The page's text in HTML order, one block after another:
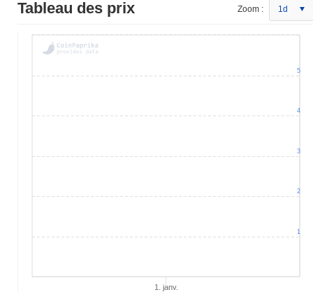
Tableau des prix Zoom : 1d
1. janv.
1
2
3
4
5